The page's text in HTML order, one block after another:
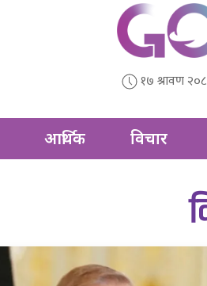
१७ श्रावण
आर्थिक विचार